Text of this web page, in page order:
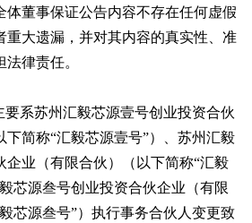
董事保证公告内容不存在任何虚假
重大遗漏，并对其内容的真实性、准
律责任。
系苏州汇毅芯源壹号创业投资合伙
下简称“汇毅芯源壹号”）、苏州汇毅
企业（有限合伙）（以下简称“汇毅
芯源叁号创业投资合伙企业（有限
芯源叁号”）执行事务合伙人变更致